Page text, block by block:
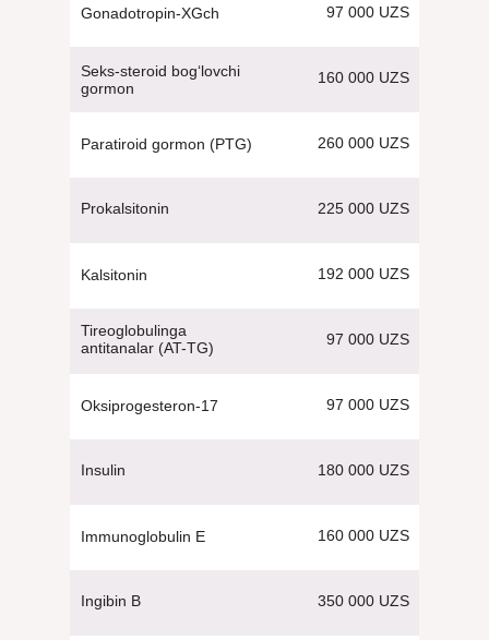
97 000 UZS
Gonadotropin-XGch
160 000 UZS
Seks-steroid bog‘lovchi
gormon
260 000 UZS
Paratiroid gormon (PTG)
225 000 UZS
Prokalsitonin
192 000 UZS
Kalsitonin
97 000 UZS
Tireoglobulinga
antitanalar (AT-TG)
97 000 UZS
Oksiprogesteron-17
180 000 UZS
Insulin
160 000 UZS
Immunoglobulin E
350 000 UZS
Ingibin B